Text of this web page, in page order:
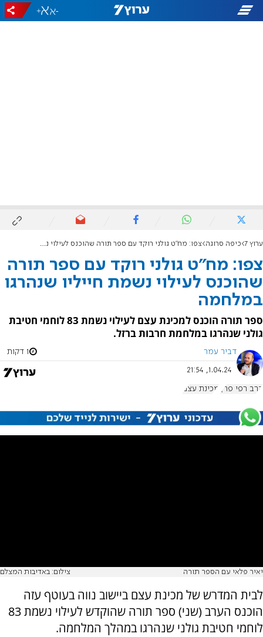
-
+
ערוץ 7 כיפה סרוגה צפו: מח"ט גולני רוקד עם ספר תורה שהוכנס לעילוי נשמת חייליו שנהרגו במלחמה
צפו: מח"ט גולני רוקד עם ספר תורה
שהוכנס לעילוי נשמת חייליו שנהרגו
במלחמה
ספר תורה הוכנס למכינת עצם לעילוי נשמת 83 לוחמי חטיבת
גולני שנהרגו במלחמת חרבות ברזל.
דביר עמר 1 דקות
1.04.24, 21:54
הרב רפי פרץ מכינת עצם
יאיר פלאי עם הספר תורה צילום: באדיבות המצלם
לבית המדרש של מכינת עצם ביישוב נווה בעוטף עזה
הוכנס הערב (שני) ספר תורה שהוקדש לעילוי נשמת 83
לוחמי חטיבת גולני שנהרגו במהלך המלחמה.